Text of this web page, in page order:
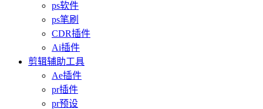
ps软件
ps笔刷
CDR插件
Ai插件
剪辑辅助工具
Ae插件
pr插件
pr预设